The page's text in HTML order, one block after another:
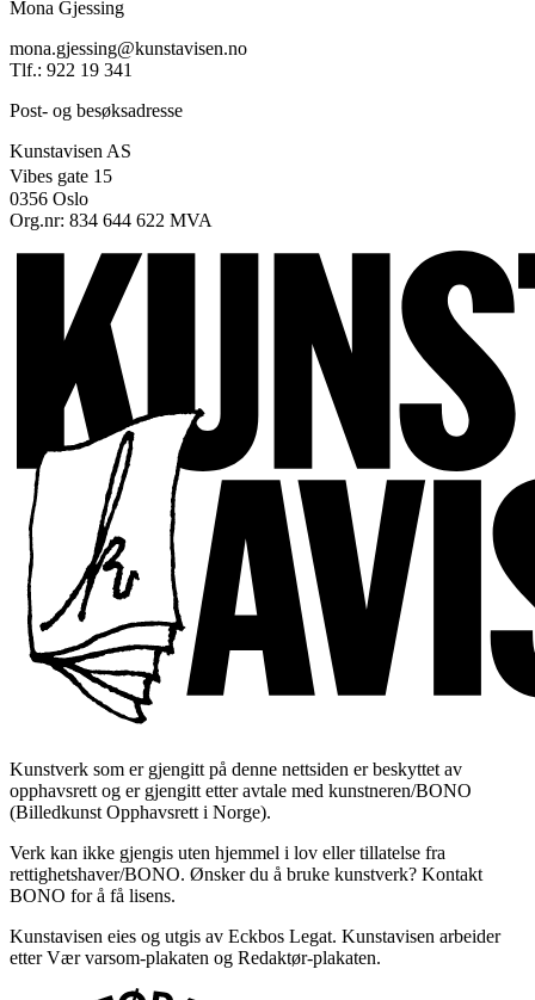
Mona Gjessing
mona.gjessing@kunstavisen.no
Tlf.: 922 19 341
Post- og besøksadresse
Kunstavisen AS
Vibes gate 15
0356 Oslo
Org.nr: 834 644 622 MVA
Kunstverk som er gjengitt på denne nettsiden er beskyttet av
opphavsrett og er gjengitt etter avtale med kunstneren/BONO
(Billedkunst Opphavsrett i Norge).
Verk kan ikke gjengis uten hjemmel i lov eller tillatelse fra
rettighetshaver/BONO. Ønsker du å bruke kunstverk? Kontakt
BONO for å få lisens.
Kunstavisen eies og utgis av Eckbos Legat. Kunstavisen arbeider
etter Vær varsom-plakaten og Redaktør-plakaten.